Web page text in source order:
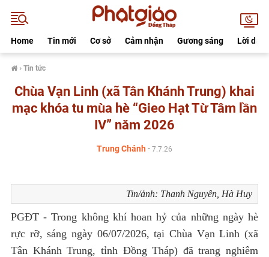
Home Tin mới Cơ sở Cảm nhận Gương sáng Lời dạy
› Tin tức
Chùa Vạn Linh (xã Tân Khánh Trung) khai
mạc khóa tu mùa hè “Gieo Hạt Từ Tâm lần
IV” năm 2026
Trung Chánh - 7.7.26
Tin/ảnh: Thanh Nguyên, Hà Huy
PGĐT -Trong không khí hoan hỷ của những ngày hè
rực rỡ, sáng ngày 06/07/2026, tại Chùa Vạn Linh (xã
Tân Khánh Trung, tỉnh Đồng Tháp) đã trang nghiêm